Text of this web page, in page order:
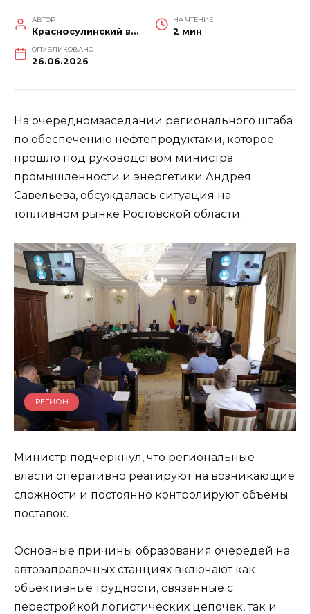
АВТОР
Красносулинский вестник
НА ЧТЕНИЕ
2 мин
ОПУБЛИКОВАНО
26.06.2026
На очередномзаседании регионального штаба
по обеспечению нефтепродуктами, которое
прошло под руководством министра
промышленности и энергетики Андрея
Савельева, обсуждалась ситуация на
топливном рынке Ростовской области.
РЕГИОН
Министр подчеркнул, что региональные
власти оперативно реагируют на возникающие
сложности и постоянно контролируют объемы
поставок.
Основные причины образования очередей на
автозаправочных станциях включают как
объективные трудности, связанные с
перестройкой логистических цепочек, так и